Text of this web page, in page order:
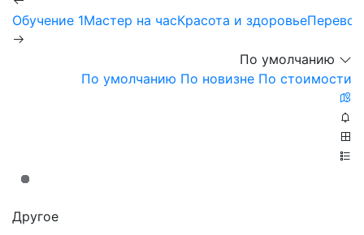
Обучение 1Мастер на часКрасота и здоровье
По умолчанию
По умолчанию По новизне По стоимости
Другое